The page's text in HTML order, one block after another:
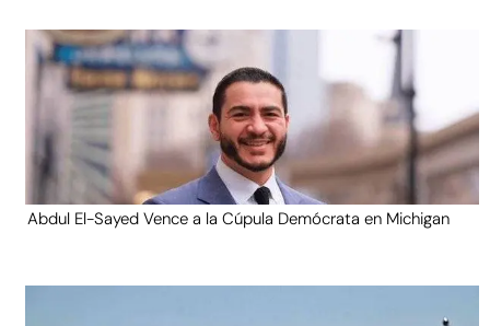
Abdul El-Sayed Vence a la Cúpula Demócrata en Michigan